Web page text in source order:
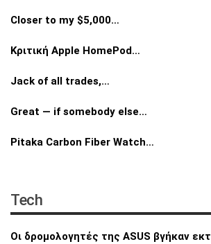
Closer to my $5,000…
Κριτική Apple HomePod…
Jack of all trades,…
Great — if somebody else…
Pitaka Carbon Fiber Watch…
Tech
Οι δρομολογητές της ASUS βγήκαν